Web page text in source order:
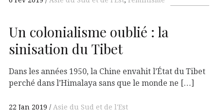
Un colonialisme oublié : la
sinisation du Tibet
Dans les années 1950, la Chine envahit l’État du Tibet
perché dans l’Himalaya sans que le monde ne […]
22 Jan 2019 Asie du Sud et de l'Est